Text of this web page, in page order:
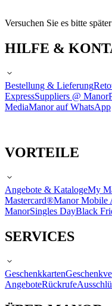
Versuchen Sie es bitte
HILFE &
Bestellung & Lieferung
ExpressSuppliers @ Manor
MediaManor auf WhatsApp
VORTEILE
Angebote & KatalogeMy
Mastercard®Manor Mobile
ManorSingles DayBlack
SERVICES
Geschenkkarten
AngeboteRückrufe